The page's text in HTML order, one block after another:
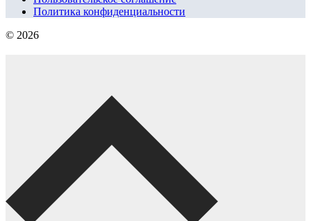
Политика конфиденциальности
© 2026